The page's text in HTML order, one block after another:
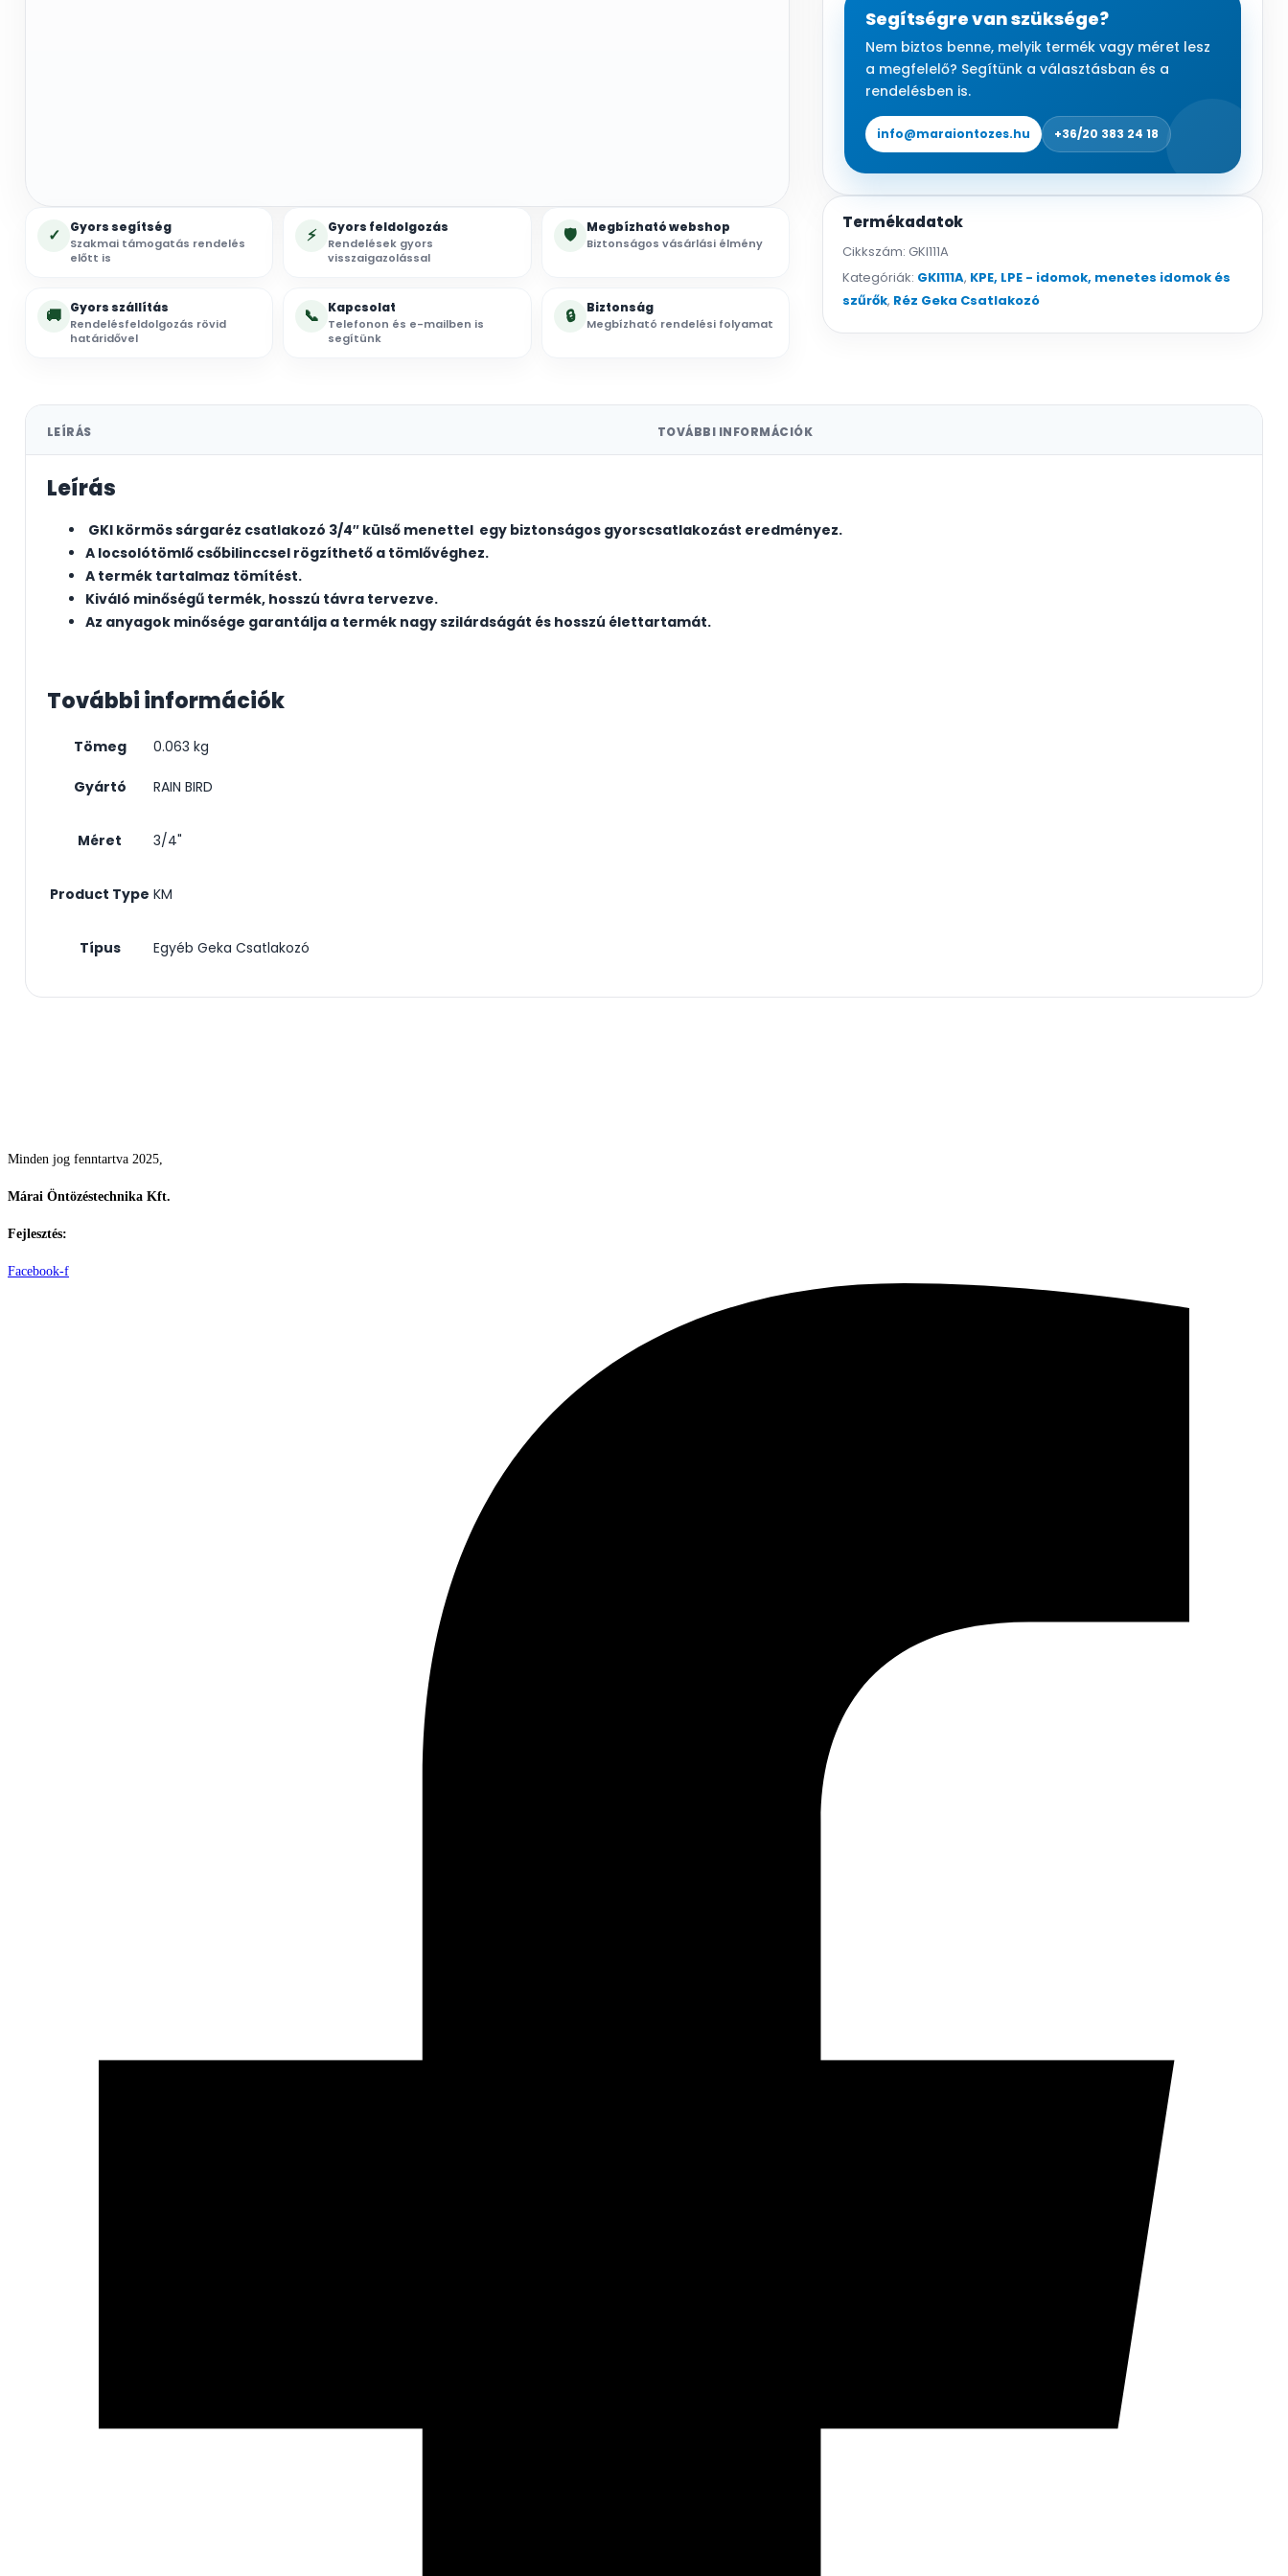
✓ Gyors segítség
Szakmai támogatás rendelés
előtt is
⚡ Gyors feldolgozás
Rendelések gyors
visszaigazolással
🛡 Megbízható webshop
Biztonságos vásárlási élmény
🚚 Gyors szállítás
Rendelésfeldolgozás rövid
határidővel
📞 Kapcsolat
Telefonon és e-mailben is
segítünk
🔒 Biztonság
Megbízható rendelési folyamat
KM
geka
csatlakozó
Segítségre van szüksége?
Nem biztos benne, melyik termék vagy méret lesz
a megfelelő? Segítünk a választásban és a
rendelésben is.
info@maraiontozes.hu +36/20 383 24 18
Termékadatok
Cikkszám: GKI111A
Kategóriák: GKI111A, KPE, LPE - idomok, menetes idomok és
szűrők, Réz Geka Csatlakozó
LEÍRÁS TOVÁBBI INFORMÁCIÓK
Leírás
GKI körmös sárgaréz csatlakozó 3/4″ külső menettel egy biztonságos gyorscsatlakozást eredményez.
A locsolótömlő csőbilinccsel rögzíthető a tömlővéghez.
A termék tartalmaz tömítést.
Kiváló minőségű termék, hosszú távra tervezve.
Az anyagok minősége garantálja a termék nagy szilárdságát és hosszú élettartamát.
További információk
Tömeg 0.063 kg
Gyártó RAIN BIRD
Méret 3/4"
Product Type KM
Típus Egyéb Geka Csatlakozó
Minden jog fenntartva 2025,
Márai Öntözéstechnika Kft.
Fejlesztés:
Facebook-f